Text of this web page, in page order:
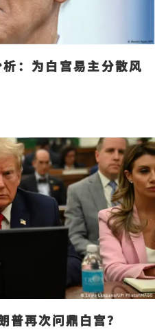
：为白宫易主分散风
普再次问鼎白宫？